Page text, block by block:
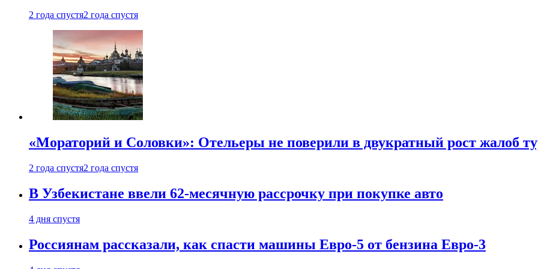
2 года спустя2 года спустя
«Мораторий и Соловки»: Отельеры не поверили в двукратный рост жалоб
2 года спустя2 года спустя
В Узбекистане ввели 62-месячную рассрочку при покупке авто
4 дня спустя
Россиянам рассказали, как спасти машины Евро-5 от бензина Евро-3